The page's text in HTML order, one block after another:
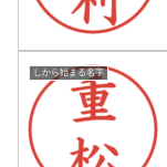
しから始まる名字